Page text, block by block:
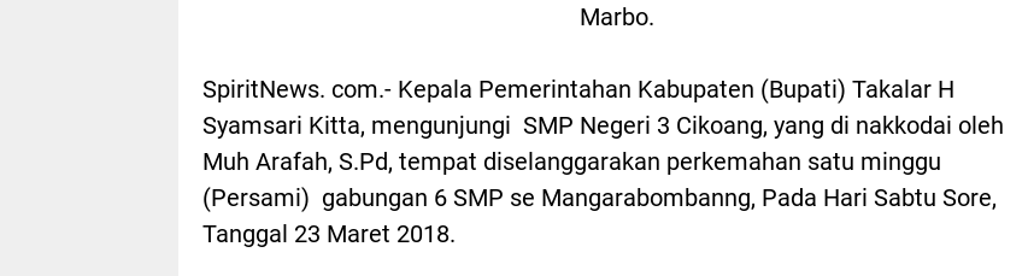
Marbo.
SpiritNews. com.- Kepala Pemerintahan Kabupaten (Bupati) Takalar H
Syamsari Kitta, mengunjungi SMP Negeri 3 Cikoang, yang di nakkodai oleh
Muh Arafah, S.Pd, tempat diselanggarakan perkemahan satu minggu
(Persami) gabungan 6 SMP se Mangarabombanng, Pada Hari Sabtu Sore,
Tanggal 23 Maret 2018.